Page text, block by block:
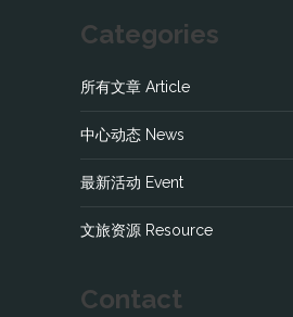
Categories
所有文章 Article
中心动态 News
最新活动 Event
文旅资源 Resource
Contact